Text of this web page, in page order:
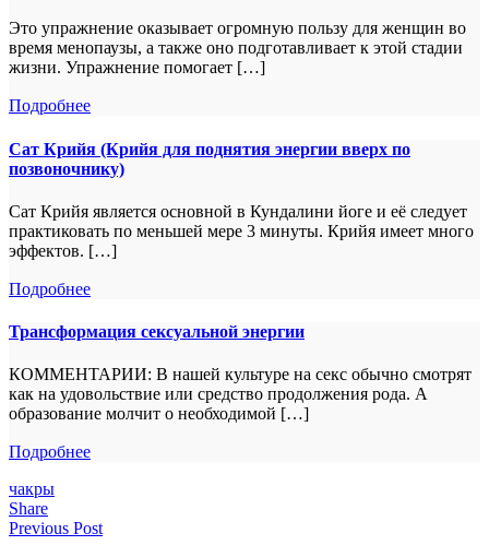
Это упражнение оказывает огромную пользу для женщин во
время менопаузы, а также оно подготавливает к этой стадии
жизни. Упражнение помогает […]
Подробнее
Сат Крийя (Крийя для поднятия энергии вверх по
позвоночнику)
Сат Крийя является основной в Кундалини йоге и её следует
практиковать по меньшей мере 3 минуты. Крийя имеет много
эффектов. […]
Подробнее
Трансформация сексуальной энергии
КОММЕНТАРИИ: В нашей культуре на секс обычно смотрят
как на удовольствие или средство продолжения рода. А
образование молчит о необходимой […]
Подробнее
чакры
Share
Previous Post